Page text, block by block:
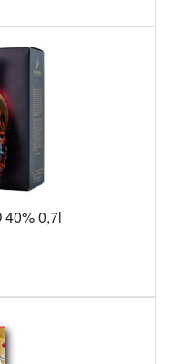
40% 0,7l